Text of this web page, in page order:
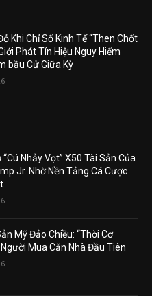
Khi Chỉ Số Kinh Tế “Then Chốt
Phát Tín Hiệu Nguy Hiểm
bầu Cử Giữa Kỳ
Nhảy Vọt” X50 Tài Sản Của
Jr. Nhờ Nền Tảng Cá Cược
Mỹ Đảo Chiều: “Thời Cơ
Mua Căn Nhà Đầu Tiên